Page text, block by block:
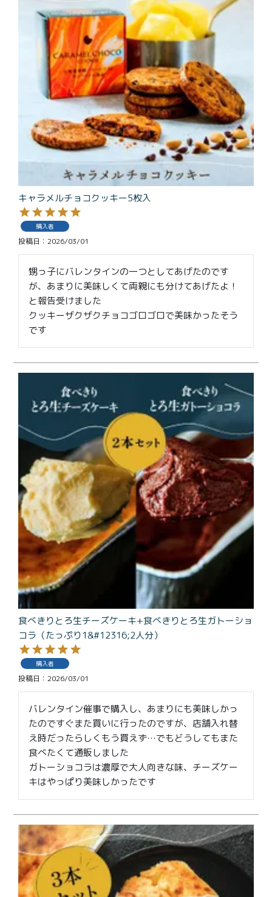
キャラメルチョコクッキー5枚入
購入者
投稿日 2026/03/01
甥っ子にバレンタインの一つとしてあげたのです
が、あまりに美味しくて両親にも分けてあげたよ！
と報告受けました
クッキーザクザクチョコゴロゴロで美味かったそう
です
食べきりとろ生チーズケーキ+食べきりとろ生ガトーショ
コラ（たっぷり1&#12316;2人分）
購入者
投稿日 2026/03/01
バレンタイン催事で購入し、あまりにも美味しかっ
たのですぐまた買いに行ったのですが、店舗入れ替
え時だったらしくもう買えず…でもどうしてもまた
食べたくて通販しました
ガトーショコラは濃厚で大人向きな味、チーズケー
キはやっぱり美味しかったです